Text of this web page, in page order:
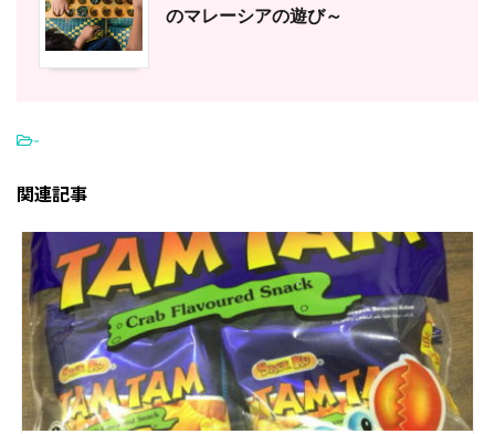
のマレーシアの遊び～
-
関連記事